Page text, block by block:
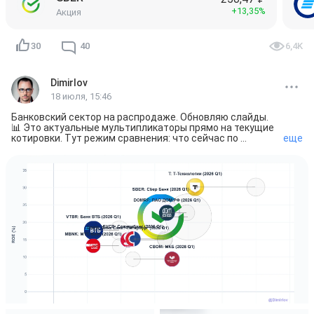
Акция +13,35%
30 40 6,4K
Dimirlov
18 июля, 15:46
Банковский сектор на распродаже. Обновляю слайды.
📊 Это актуальные мультипликаторы прямо на текущие
котировки. Тут режим сравнения: что сейчас по
Цена: 314.22 → 249.34 ₽
P/E: 3.99 → 3.17 | P/B: 0.80 → 0.64
$VTBR
Цена: 86.05 → 51.03 ₽
P/E: 2.21 → 1.34 | P/B: 0.39 → 0.24
Цена: 322.96 → 225.88 ₽
P/E: 4.47 → 3.13 | P/B: 1.20 → 0.84
еще